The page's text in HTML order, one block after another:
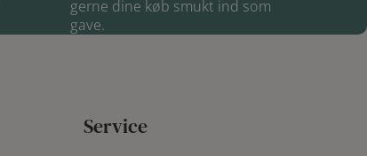
gerne dine køb smukt ind som
gave.
Service